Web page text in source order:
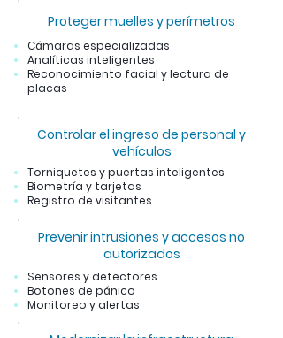
Proteger muelles y perímetros
Cámaras especializadas
Analíticas inteligentes
Reconocimiento facial ylectura de
placas
Controlar el ingreso de personal y
vehículos
Torniquetes y puertas inteligentes
Biometría y tarjetas
Registro de visitantes
Prevenir intrusiones y accesos no
autorizados
Sensores y detectores
Botones de pánico
Monitoreo y alertas